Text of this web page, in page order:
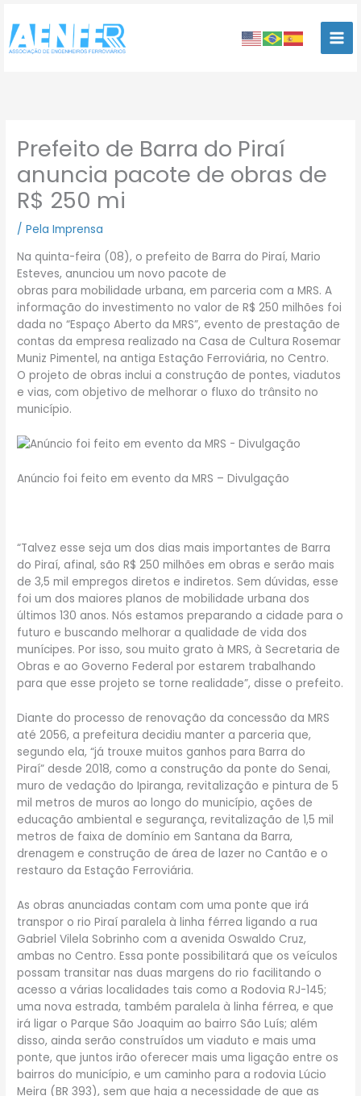
para
conteúdo
Prefeito de Barra do Piraí
anuncia pacote de obras de
R$ 250 mi
/Pela Imprensa
Na quinta-feira (08), o prefeito de Barra do Piraí, Mario
Esteves, anunciou um novo pacote de
obras para mobilidade urbana, em parceria com a MRS. A
informação do investimento no valor de R$ 250 milhões foi
dada no “Espaço Aberto da MRS”, evento de prestação de
contas da empresa realizado na Casa de Cultura Rosemar
Muniz Pimentel, na antiga Estação Ferroviária, no Centro.
O projeto de obras inclui a construção de pontes, viadutos
e vias, com objetivo de melhorar o fluxo do trânsito no
município.
Anúncio foi feito em evento da MRS – Divulgação
“Talvez esse seja um dos dias mais importantes de Barra
do Piraí, afinal, são R$ 250 milhões em obras e serão mais
de 3,5 mil empregos diretos e indiretos. Sem dúvidas, esse
foi um dos maiores planos de mobilidade urbana dos
últimos 130 anos. Nós estamos preparando a cidade para o
futuro e buscando melhorar a qualidade de vida dos
munícipes. Por isso, sou muito grato à MRS, à Secretaria de
Obras e ao Governo Federal por estarem trabalhando
para que esse projeto se torne realidade”, disse o prefeito.
Diante do processo de renovação da concessão da MRS
até 2056, a prefeitura decidiu manter a parceria que,
segundo ela, “já trouxe muitos ganhos para Barra do
Piraí” desde 2018, como a construção da ponte do Senai,
muro de vedação do Ipiranga, revitalização e pintura de 5
mil metros de muros ao longo do município, ações de
educação ambiental e segurança, revitalização de 1,5 mil
metros de faixa de domínio em Santana da Barra,
drenagem e construção de área de lazer no Cantão e o
restauro da Estação Ferroviária.
As obras anunciadas contam com uma ponte que irá
transpor o rio Piraí paralela à linha férrea ligando a rua
Gabriel Vilela Sobrinho com a avenida Oswaldo Cruz,
ambas no Centro. Essa ponte possibilitará que os veículos
possam transitar nas duas margens do rio facilitando o
acesso a várias localidades tais como a Rodovia RJ-145;
uma nova estrada, também paralela à linha férrea, e que
irá ligar o Parque São Joaquim ao bairro São Luís; além
disso, ainda serão construídos um viaduto e mais uma
ponte, que juntos irão oferecer mais uma ligação entre os
bairros do município, e um caminho para a rodovia Lúcio
Meira (BR 393), sem que haja a necessidade de que as